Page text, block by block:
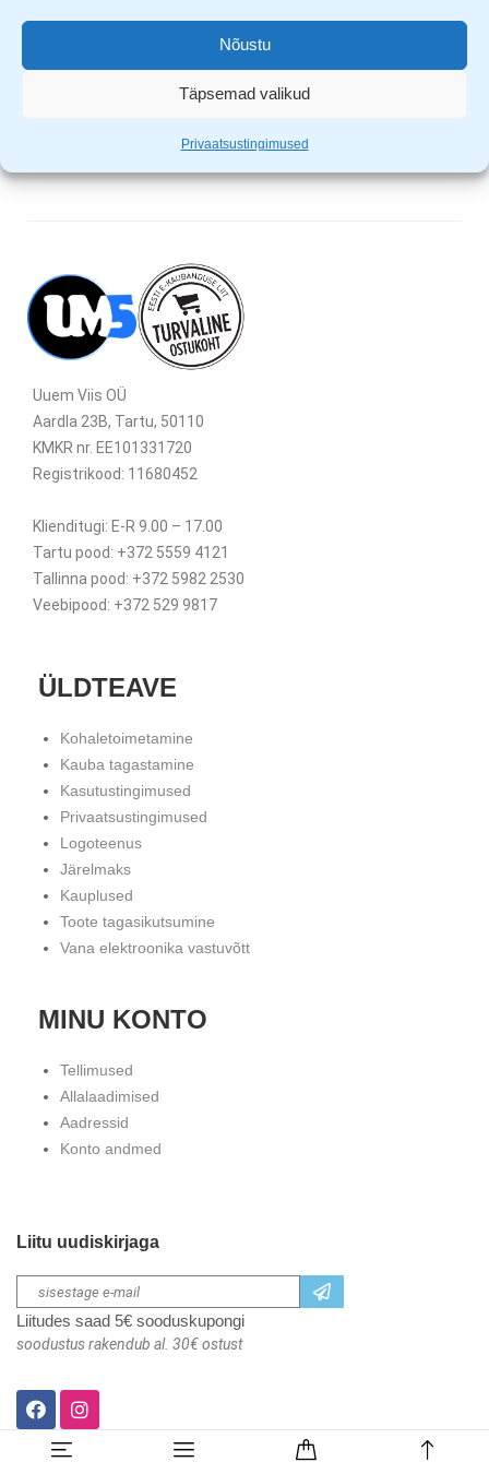
Nõustu
Täpsemad valikud
Privaatsustingimused
65% puuvill & 35% polüester
õla kohti fikseerivad õmblused
masinpestav 40C juures
Uuem Viis OÜ
Aardla 23B, Tartu, 50110
KMKR nr. EE101331720
Registrikood: 11680452
Klienditugi: E-R 9.00 – 17.00
Tartu pood: +372 5559 4121
Tallinna pood: +372 5982 2530
Veebipood: +372 529 9817
ÜLDTEAVE
Kohaletoimetamine
Kauba tagastamine
Kasutustingimused
Privaatsustingimused
Logoteenus
Järelmaks
Kauplused
Toote tagasikutsumine
Vana elektroonika vastuvõtt
MINU KONTO
Tellimused
Allalaadimised
Aadressid
Konto andmed
Liitu uudiskirjaga
Liitudes saad 5€ sooduskupongi
soodustus rakendub al. 30€ ostust